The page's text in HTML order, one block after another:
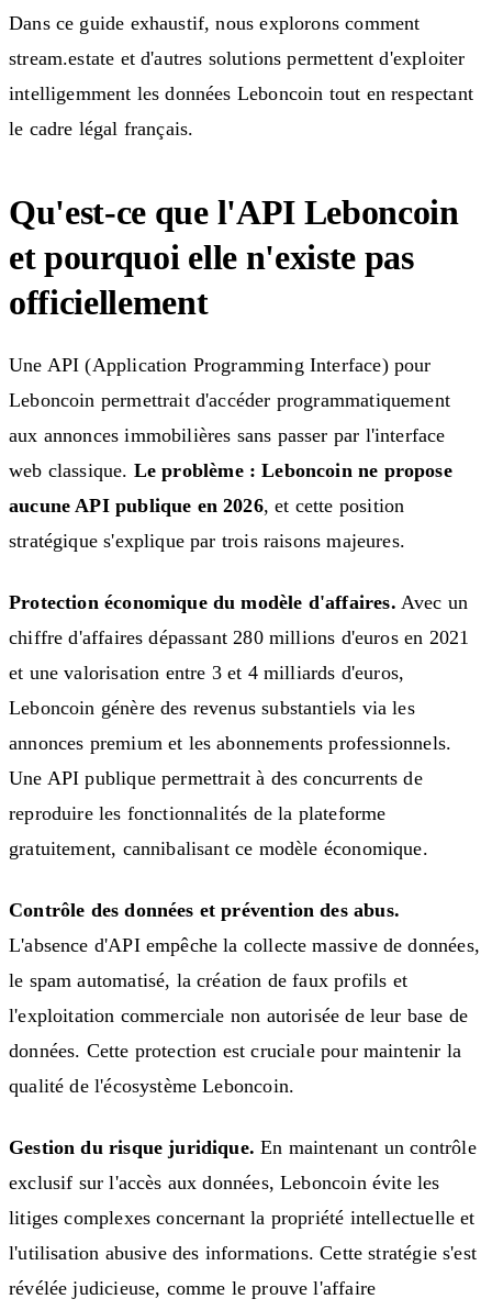
Dans ce guide exhaustif, nous explorons comment
stream.estate et d'autres solutions permettent d'exploiter
intelligemment les données Leboncoin tout en respectant
le cadre légal français.
Qu'est-ce que l'API Leboncoin
et pourquoi elle n'existe pas
officiellement
Une API (Application Programming Interface) pour
Leboncoin permettrait d'accéder programmatiquement
aux annonces immobilières sans passer par l'interface
web classique. Le problème : Leboncoin ne propose
aucune API publique en 2026, et cette position
stratégique s'explique par trois raisons majeures.
Protection économique du modèle d'affaires. Avec un
chiffre d'affaires dépassant 280 millions d'euros en 2021
et une valorisation entre 3 et 4 milliards d'euros,
Leboncoin génère des revenus substantiels via les
annonces premium et les abonnements professionnels.
Une API publique permettrait à des concurrents de
reproduire les fonctionnalités de la plateforme
gratuitement, cannibalisant ce modèle économique.
Contrôle des données et prévention des abus.
L'absence d'API empêche la collecte massive de données,
le spam automatisé, la création de faux profils et
l'exploitation commerciale non autorisée de leur base de
données. Cette protection est cruciale pour maintenir la
qualité de l'écosystème Leboncoin.
Gestion du risque juridique. En maintenant un contrôle
exclusif sur l'accès aux données, Leboncoin évite les
litiges complexes concernant la propriété intellectuelle et
l'utilisation abusive des informations. Cette stratégie s'est
révélée judicieuse, comme le prouve l'affaire